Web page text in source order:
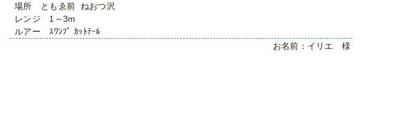
場所 ともゑ前 ねおつ沢
レンジ 1～3m
ルアー ｽﾜﾝﾌﾟ ｶｯﾄﾃｰﾙ
お名前：イリエ 様